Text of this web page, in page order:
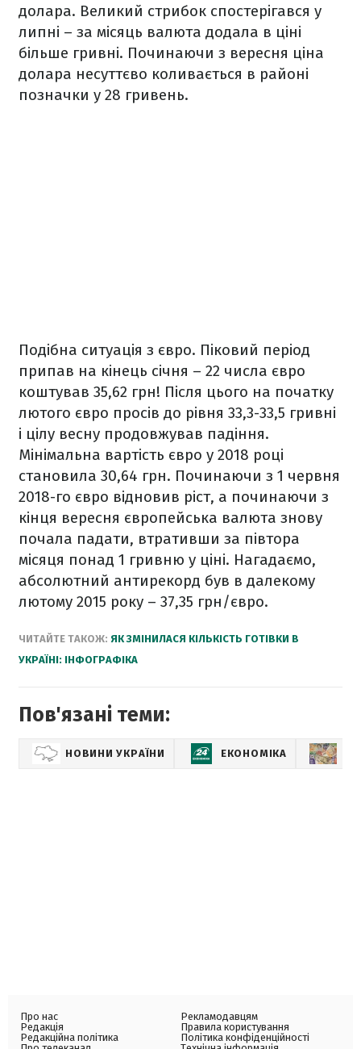
долара. Великий стрибок спостерігався у
липні – за місяць валюта додала в ціні
більше гривні. Починаючи з вересня ціна
долара несуттєво коливається в районі
позначки у 28 гривень.
Подібна ситуація з євро. Піковий період
припав на кінець січня – 22 числа євро
коштував 35,62 грн! Після цього на початку
лютого євро просів до рівня 33,3-33,5 гривні
і цілу весну продовжував падіння.
Мінімальна вартість євро у 2018 році
становила 30,64 грн. Починаючи з 1 червня
2018-го євро відновив ріст, а починаючи з
кінця вересня європейська валюта знову
почала падати, втративши за півтора
місяця понад 1 гривню у ціні. Нагадаємо,
абсолютний антирекорд був в далекому
лютому 2015 року – 37,35 грн/євро.
ЧИТАЙТЕ ТАКОЖ: ЯК ЗМІНИЛАСЯ КІЛЬКІСТЬ ГОТІВКИ В
УКРАЇНІ: ІНФОГРАФІКА
Пов'язані теми:
НОВИНИ УКРАЇНИ ЕКОНОМІКА
Про нас
Редакція
Редакційна політика
Рекламодавцям
Правила користування
Політика конфіденційності